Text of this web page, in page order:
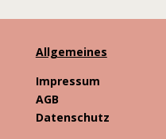
Allgemeines
Impressum
AGB
Datenschutz